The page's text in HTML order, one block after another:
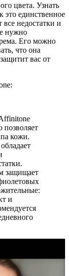
цвета. Узнать
это единственное
все недостатки и
нужно
Его можно
что она
вас от
позволяет
кожи.
защищает
и